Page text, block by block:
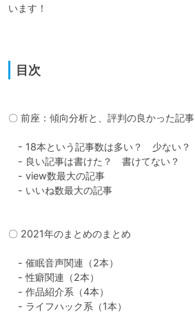
います！
目次
〇 前座：傾向分析と、評判の良かった記事
- 18本という記事数は多い？　少ない？
- 良い記事は書けた？　書けてない？
- view数最大の記事
- いいね数最大の記事
〇 2021年のまとめのまとめ
- 催眠音声関連（2本）
- 性癖関連（2本）
- 作品紹介系（4本）
- ライフハック系（1本）